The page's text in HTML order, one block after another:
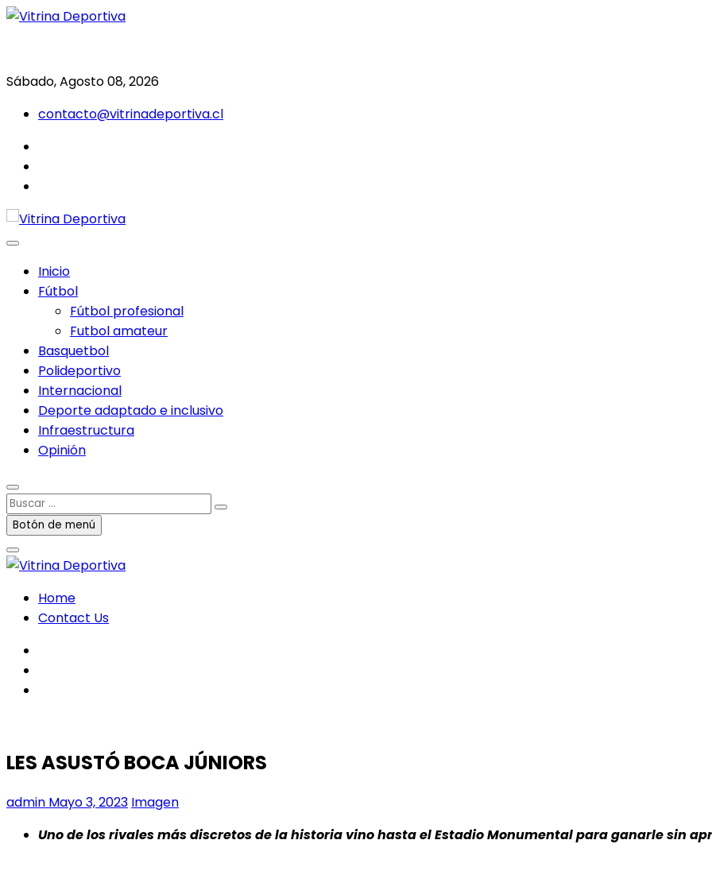
Saltar
Sábado, Agosto 08, 2026
contacto@vitrinadeportiva.cl
Inicio
Fútbol
Fútbol profesional
Futbol amateur
Basquetbol
Polideportivo
Internacional
Deporte adaptado e inclusivo
Infraestructura
Opinión
Buscar
…Botón de menú
Home
Contact Us
LES ASUSTÓ BOCA JÚNIORS
admin Mayo 3, 2023 Imagen
Uno de los rivales más discretos de la historia vino hasta el Estadio Monumental para ganarle sin